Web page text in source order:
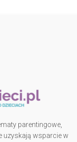
parentingowe,
uzyskają wsparcie w